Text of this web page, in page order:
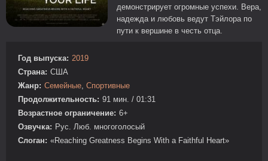
демонстрирует огромные успехи. Вера,
надежда и любовь ведут Тэйлора по
пути к вершине в честь отца.
Год выпуска: 2019
Страна: США
Жанр: Семейные, Спортивные
Продолжительность: 91 мин. / 01:31
Возрастное ограничение: 6+
Озвучка: Рус. Люб. многоголосый
Слоган: «Reaching Greatness Begins With a Faithful Heart»